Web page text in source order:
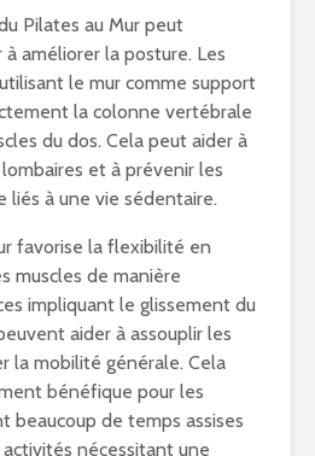
Pilates au Mur peut
améliorer la posture. Les
le mur comme support
la colonne vertébrale
du dos. Cela peut aider à
et à prévenir les
liés à une vie sédentaire.
favorise la flexibilité en
muscles de manière
impliquant le glissement du
aider à assouplir les
la mobilité générale. Cela
bénéfique pour les
beaucoup de temps assises
nécessitant une